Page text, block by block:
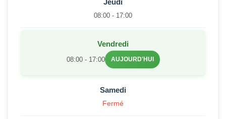
Jeudi
08:00 - 17:00
Vendredi
08:00 - 17:00 AUJOURD'HUI
Samedi
Fermé